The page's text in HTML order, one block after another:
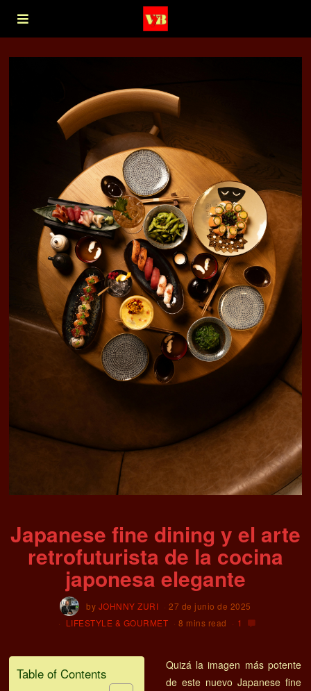
Japanese fine dining y el arte
retrofuturista de la cocina
japonesa elegante
by JOHNNY ZURI
27 de junio de 2025
LIFESTYLE & GOURMET
8 mins read 1
Table of Contents
Quizá la imagen más potente
de este nuevo Japanese fine